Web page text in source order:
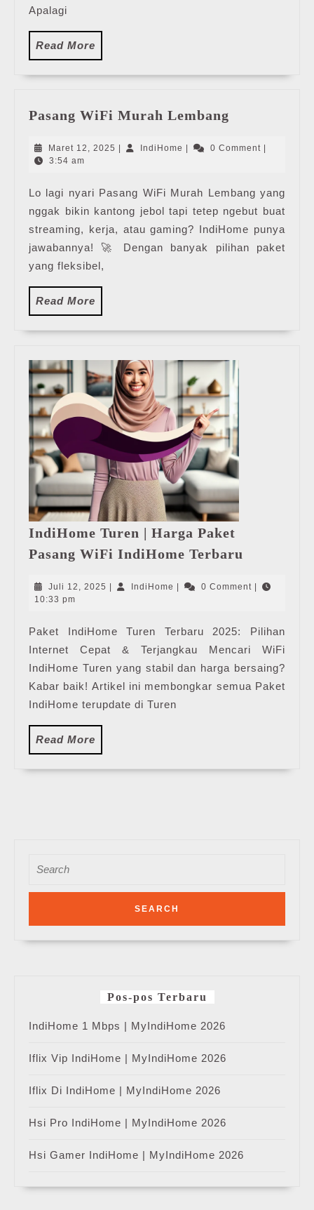
Apalagi
Read More
More
Pasang WiFi Murah Lembang
Murah
Maret 12, 2025 Maret
IndiHome IndiHome0 Comment
3:54 am
Lo lagi nyari Pasang WiFi Murah Lembang yang
nggak bikin kantong jebol tapi tetep ngebut buat
streaming, kerja, atau gaming? IndiHome punya
jawabannya! 🚀 Dengan banyak pilihan paket
yang fleksibel,
Read More
More
IndiHome Turen | Harga Paket
Pasang WiFi IndiHome Terbaru
|
Pasang
WiFi
IndiHome
Terbaru
Juli 12, 2025 Juli
| IndiHome IndiHome
| 0 Comment |
10:33 pm
Paket IndiHome Turen Terbaru 2025: Pilihan
Internet Cepat & Terjangkau Mencari WiFi
IndiHome Turen yang stabil dan harga bersaing?
Kabar baik! Artikel ini membongkar semua Paket
IndiHome terupdate di Turen
Read More
More
for:
Pos-pos Terbaru
IndiHome 1 Mbps | MyIndiHome 2026
Iflix Vip IndiHome | MyIndiHome 2026
Iflix Di IndiHome | MyIndiHome 2026
Hsi Pro IndiHome | MyIndiHome 2026
Hsi Gamer IndiHome | MyIndiHome 2026